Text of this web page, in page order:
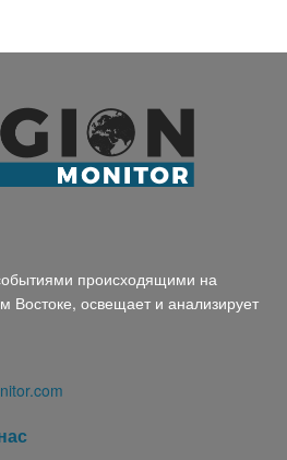
происходящими на
освещает и анализирует